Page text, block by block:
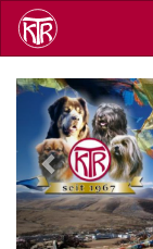
Skip
main
Previous